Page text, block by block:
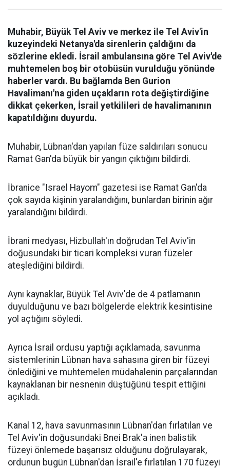
Muhabir, Büyük Tel Aviv ve merkez ile Tel Aviv'in
kuzeyindeki Netanya'da sirenlerin çaldığını da
sözlerine ekledi. İsrail ambulansına göre Tel Aviv'de
muhtemelen boş bir otobüsün vurulduğu yönünde
haberler vardı. Bu bağlamda Ben Gurion
Havalimanı'na giden uçakların rota değiştirdiğine
dikkat çekerken, İsrail yetkilileri de havalimanının
kapatıldığını duyurdu.
Muhabir, Lübnan'dan yapılan füze saldırıları sonucu
Ramat Gan'da büyük bir yangın çıktığını bildirdi.
İbranice "Israel Hayom" gazetesi ise Ramat Gan'da
çok sayıda kişinin yaralandığını, bunlardan birinin ağır
yaralandığını bildirdi.
İbrani medyası, Hizbullah'ın doğrudan Tel Aviv'in
doğusundaki bir ticari kompleksi vuran füzeler
ateşlediğini bildirdi.
Aynı kaynaklar, Büyük Tel Aviv'de de 4 patlamanın
duyulduğunu ve bazı bölgelerde elektrik kesintisine
yol açtığını söyledi.
Ayrıca İsrail ordusu yaptığı açıklamada, savunma
sistemlerinin Lübnan hava sahasına giren bir füzeyi
önlediğini ve muhtemelen müdahalenin parçalarından
kaynaklanan bir nesnenin düştüğünü tespit ettiğini
açıkladı.
Kanal 12, hava savunmasının Lübnan'dan fırlatılan ve
Tel Aviv'in doğusundaki Bnei Brak'a inen balistik
füzeyi önlemede başarısız olduğunu doğrulayarak,
ordunun bugün Lübnan'dan İsrail'e fırlatılan 170 füzeyi